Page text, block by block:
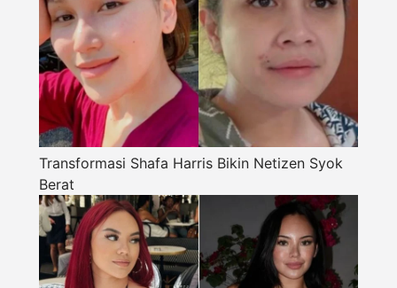
Transformasi Shafa Harris Bikin Netizen Syok
Berat